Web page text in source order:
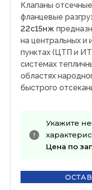
Клапаны
фланцевые
22с15нж
на центральных и
пунктах (ЦТП и
системах
областях
быстрого
Укажите
Цена по